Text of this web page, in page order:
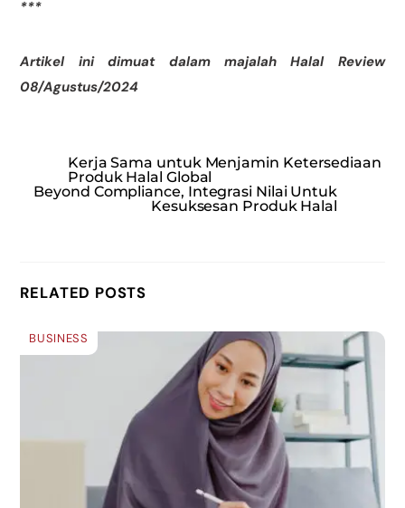
***
Artikel ini dimuat dalam majalah Halal Review
08/Agustus/2024
Kerja Sama untuk Menjamin Ketersediaan
Produk Halal Global
Beyond Compliance, Integrasi Nilai Untuk
Kesuksesan Produk Halal
RELATED POSTS
BUSINESS